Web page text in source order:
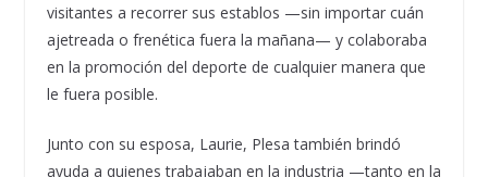
visitantes a recorrer sus establos —sin importar cuán
ajetreada o frenética fuera la mañana— y colaboraba
en la promoción del deporte de cualquier manera que
le fuera posible.
Junto con su esposa, Laurie, Plesa también brindó
ayuda a quienes trabajaban en la industria —tanto en la